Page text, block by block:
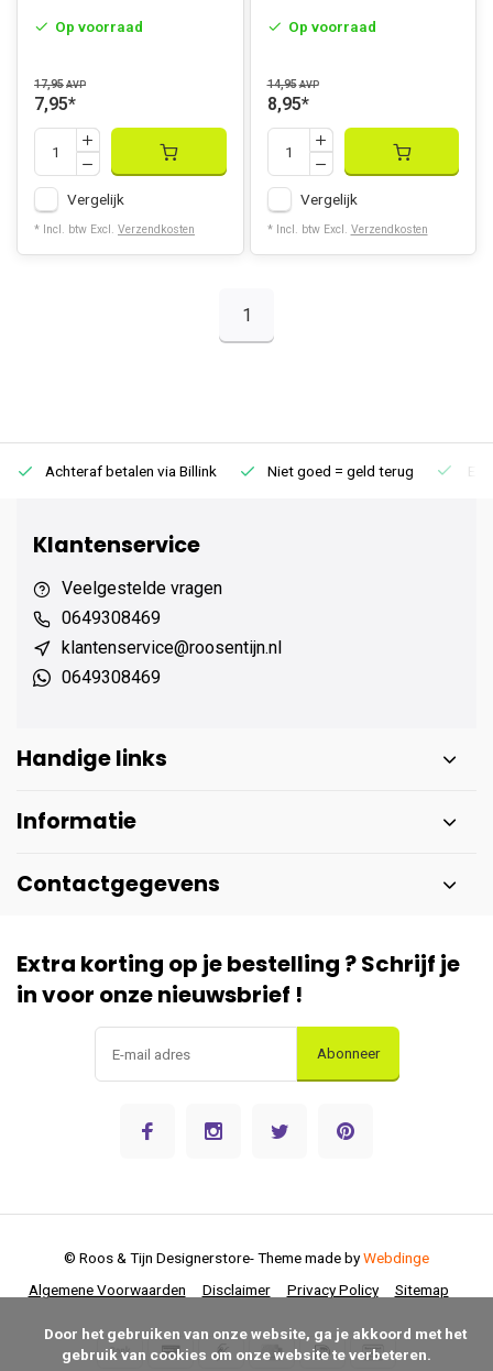
Op voorraad
17,95 AVP
7,95*
Vergelijk
* Incl. btw Excl. Verzendkosten
Op voorraad
14,95 AVP
8,95*
Vergelijk
* Incl. btw Excl. Verzendkosten
1
Achteraf betalen via Billink Niet goed = geld terug
Klantenservice
Veelgestelde vragen
0649308469
klantenservice@roosentijn.nl
0649308469
Handige links
Informatie
Contactgegevens
Extra korting op je bestelling ? Schrijf je
in voor onze nieuwsbrief !
Abonneer
Algemene Voorwaarden Disclaimer Privacy Policy Sitemap
© Roos & Tijn Designerstore- Theme made byWebdinge
gebruik van cookies om onze website te verbeteren.